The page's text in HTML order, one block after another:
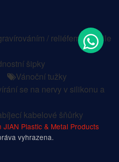
/ reliéfem Medaile
šipky
Vánoční tužky
se na nervy v silikonu a
kabelové šňůrky
JIAN Plastic & Metal Products
vyhrazena.